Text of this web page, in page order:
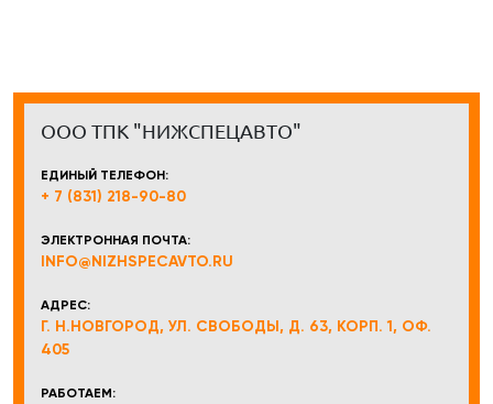
ООО ТПК "НИЖСПЕЦАВТО"
ЕДИНЫЙ ТЕЛЕФОН:
+ 7 (831) 218-90-80
ЭЛЕКТРОННАЯ ПОЧТА:
INFO@NIZHSPECAVTO.RU
АДРЕС:
Г. Н.НОВГОРОД, УЛ. СВОБОДЫ, Д. 63, КОРП. 1, ОФ.
405
РАБОТАЕМ: